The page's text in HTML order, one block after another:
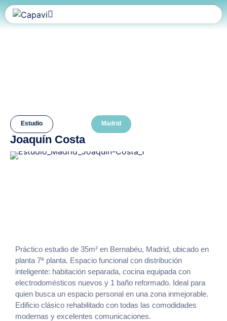
Estudio Madrid
Joaquín Costa
Práctico estudio de 35m² en Bernabéu, Madrid, ubicado en
planta 7ª planta. Espacio funcional con distribución
inteligente: habitación separada, cocina equipada con
electrodomésticos nuevos y 1 baño reformado. Ideal para
quien busca un espacio personal en una zona inmejorable.
Edificio clásico rehabilitado con todas las comodidades
modernas y excelentes comunicaciones.